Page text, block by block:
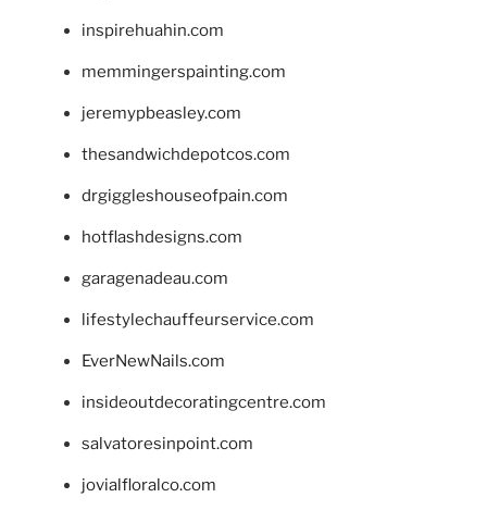
inspirehuahin.com
memmingerspainting.com
jeremypbeasley.com
thesandwichdepotcos.com
drgiggleshouseofpain.com
hotflashdesigns.com
garagenadeau.com
lifestylechauffeurservice.com
EverNewNails.com
insideoutdecoratingcentre.com
salvatoresinpoint.com
jovialfloralco.com